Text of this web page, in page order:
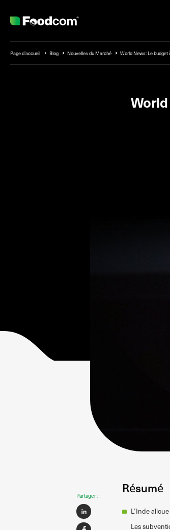
Page d’accueil Blog Nouvelles du Marché World News: Le budget
Partager :
Résumé
L’Inde
Les